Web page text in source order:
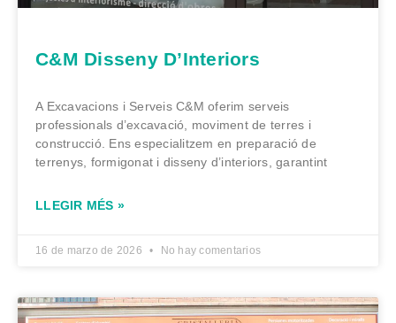
C&M Disseny D’Interiors
A Excavacions i Serveis C&M oferim serveis
professionals d’excavació, moviment de terres i
construcció. Ens especialitzem en preparació de
terrenys, formigonat i disseny d’interiors, garantint
LLEGIR MÉS »
16 de marzo de 2026 No hay comentarios